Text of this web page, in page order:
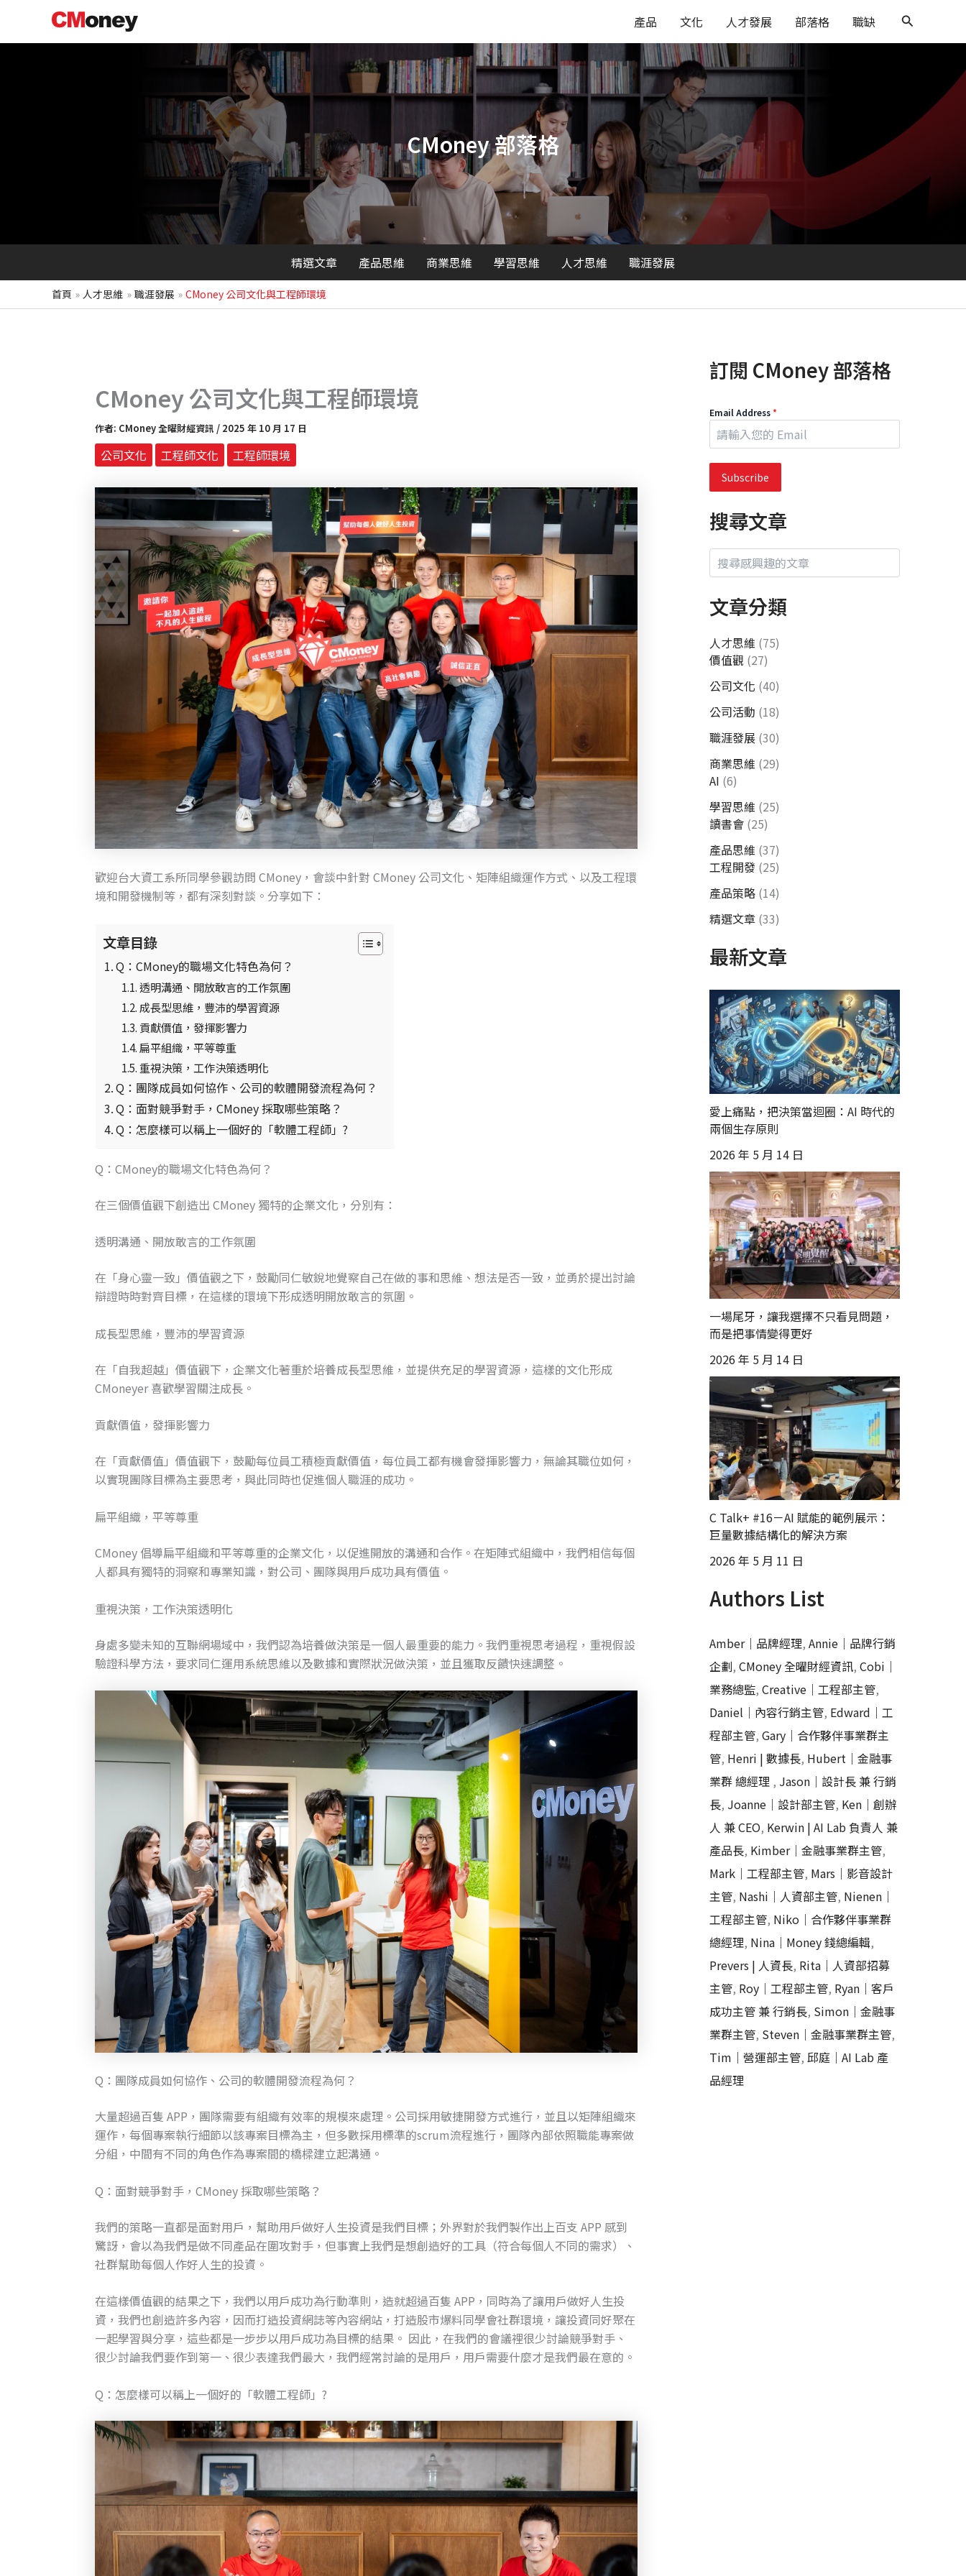
主
產品 文化 人才發展 部落格 職缺
搜
尋
CMoney 部落格
精選文章 產品思維 商業思維 學習思維 人才思維 職涯發展
首頁 人才思維 職涯發展 CMoney 公司文化與工程師環境
CMoney 公司文化與工程師環境
作者: CMoney 全曜財經資訊 / 2025 年 10 月 17 日
公司文化 工程師文化 工程師環境
歡迎台大資工系所同學參觀訪問 CMoney，會談中針對 CMoney 公司文化、矩陣組織運作方式、以及工程環
境和開發機制等，都有深刻對談。分享如下：
文章目錄
Q：CMoney的職場文化特色為何？
透明溝通、開放敢言的工作氛圍
成長型思維，豐沛的學習資源
貢獻價值，發揮影響力
扁平組織，平等尊重
重視決策，工作決策透明化
Q：團隊成員如何協作、公司的軟體開發流程為何？
Q：面對競爭對手，CMoney 採取哪些策略？
Q：怎麼樣可以稱上一個好的「軟體工程師」?
Q：CMoney的職場文化特色為何？
在三個價值觀下創造出 CMoney 獨特的企業文化，分別有：
透明溝通、開放敢言的工作氛圍
在「身心靈一致」價值觀之下，鼓勵同仁敏銳地覺察自己在做的事和思維、想法是否一致，並勇於提出討論
辯證時時對齊目標，在這樣的環境下形成透明開放敢言的氛圍。
成長型思維，豐沛的學習資源
在「自我超越」價值觀下，企業文化著重於培養成長型思維，並提供充足的學習資源，這樣的文化形成
CMoneyer 喜歡學習關注成長。
貢獻價值，發揮影響力
在「貢獻價值」價值觀下，鼓勵每位員工積極貢獻價值，每位員工都有機會發揮影響力，無論其職位如何，
以實現團隊目標為主要思考，與此同時也促進個人職涯的成功。
扁平組織，平等尊重
CMoney 倡導扁平組織和平等尊重的企業文化，以促進開放的溝通和合作。在矩陣式組織中，我們相信每個
人都具有獨特的洞察和專業知識，對公司、團隊與用戶成功具有價值。
重視決策，工作決策透明化
身處多變未知的互聯網場域中，我們認為培養做決策是一個人最重要的能力。我們重視思考過程，重視假設
驗證科學方法，要求同仁運用系統思維以及數據和實際狀況做決策，並且獲取反饋快速調整。
Q：團隊成員如何協作、公司的軟體開發流程為何？
大量超過百隻 APP，團隊需要有組織有效率的規模來處理。公司採用敏捷開發方式進行，並且以矩陣組織來
運作，每個專案執行細節以該專案目標為主，但多數採用標準的scrum流程進行，團隊內部依照職能專案做
分組，中間有不同的角色作為專案間的橋樑建立起溝通。
Q：面對競爭對手，CMoney 採取哪些策略？
我們的策略一直都是面對用戶，幫助用戶做好人生投資是我們目標；外界對於我們製作出上百支 APP 感到
驚訝，會以為我們是做不同產品在圍攻對手，但事實上我們是想創造好的工具（符合每個人不同的需求）、
社群幫助每個人作好人生的投資。
在這樣價值觀的結果之下，我們以用戶成功為行動準則，造就超過百隻 APP，同時為了讓用戶做好人生投
資，我們也創造許多內容，因而打造投資網誌等內容網站，打造股市爆料同學會社群環境，讓投資同好聚在
一起學習與分享，這些都是一步步以用戶成功為目標的結果。 因此，在我們的會議裡很少討論競爭對手、
很少討論我們要作到第一、很少表達我們最大，我們經常討論的是用戶，用戶需要什麼才是我們最在意的。
Q：怎麼樣可以稱上一個好的「軟體工程師」?
訂閱 CMoney 部落格
Email Address*
Subscribe
搜尋文章
文章分類
人才思維 (75)
價值觀 (27)
公司文化 (40)
公司活動 (18)
職涯發展 (30)
商業思維 (29)
AI (6)
學習思維 (25)
讀書會 (25)
產品思維 (37)
工程開發 (25)
產品策略 (14)
精選文章 (33)
最新文章
愛上痛點，把決策當迴圈：AI 時代的
兩個生存原則
2026 年 5 月 14 日
一場尾牙，讓我選擇不只看見問題，
而是把事情變得更好
2026 年 5 月 14 日
C Talk+ #16－AI 賦能的範例展示：
巨量數據結構化的解決方案
2026 年 5 月 11 日
Authors List
Amber｜品牌經理,Annie｜品牌行銷
企劃,CMoney 全曜財經資訊,Cobi｜
業務總監,Creative｜工程部主管,
Daniel｜內容行銷主管, Edward｜工
程部主管,Gary｜合作夥伴事業群主
管, Henri | 數據長, Hubert｜金融事
業群 總經理 , Jason｜設計長 兼 行銷
長, Joanne｜設計部主管, Ken｜創辦
人 兼 CEO, Kerwin | AI Lab 負責人 兼
產品長, Kimber｜金融事業群主管,
Mark｜工程部主管, Mars｜影音設計
主管, Nashi｜人資部主管, Nienen｜
工程部主管, Niko｜合作夥伴事業群
總經理, Nina｜Money 錢總編輯,
Prevers | 人資長, Rita｜人資部招募
主管, Roy｜工程部主管, Ryan｜客戶
成功主管 兼 行銷長, Simon｜金融事
業群主管, Steven｜金融事業群主管,
Tim｜營運部主管,邱庭｜AI Lab 產
品經理